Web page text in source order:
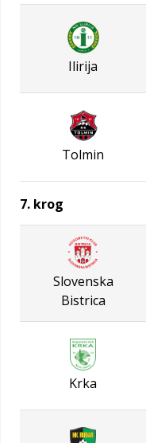
Ilirija
Tolmin
7. krog
Slovenska
Bistrica
Krka